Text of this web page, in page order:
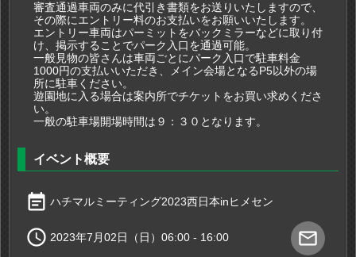
審査通過車両のみに代引き書類をお送りいたしますので、
その際にエントリー料のお支払いをお願いいたします。
エントリー車両はパーミットをバックミラーなどに取り付
け、掲示することでパーク入口を通過可能。
一般見物の皆さんは車両ごとにパーク入口で駐車料金
1000円の支払いいただき、メイン会場となるP5以外の場
所に駐車ください。
遊園地に入る場合は案内所でチケットをお買い求めくださ
い。
一般の駐車場開場時間は９：３０となります。
イベント概要
event_note ハチマルミーティング2023西日本inヒメセン
 2023年7月02日（日）06:00 - 16:00
mail_outline